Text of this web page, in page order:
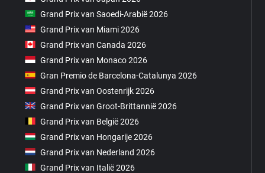
Grand Prix van Saoedi-Arabië 2026
Grand Prix van Miami 2026
Grand Prix van Canada 2026
Grand Prix van Monaco 2026
Gran Premio de Barcelona-Catalunya 2026
Grand Prix van Oostenrijk 2026
Grand Prix van Groot-Brittannië 2026
Grand Prix van België 2026
Grand Prix van Hongarije 2026
Grand Prix van Nederland 2026
Grand Prix van Italië 2026